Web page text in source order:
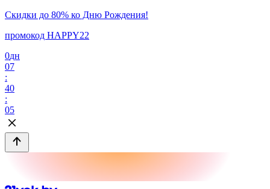
Скидки до 80% ко Дню Рождения!
промокод HAPPY22
0дн
07
:
40
:
05